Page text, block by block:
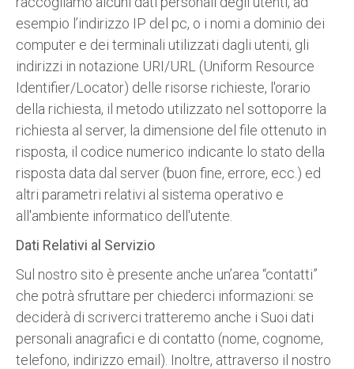
esempio l’indirizzo IP del pc, o i nomi a dominio dei
computer e dei terminali utilizzati dagli utenti, gli
indirizzi in notazione URI/URL (Uniform Resource
Identifier/Locator) delle risorse richieste, l'orario
della richiesta, il metodo utilizzato nel sottoporre la
richiesta al server, la dimensione del file ottenuto in
risposta, il codice numerico indicante lo stato della
risposta data dal server (buon fine, errore, ecc.) ed
altri parametri relativi al sistema operativo e
all'ambiente informatico dell'utente.
Dati Relativi al Servizio
Sul nostro sito è presente anche un’area “contatti”
che potrà sfruttare per chiederci informazioni: se
deciderà di scriverci tratteremo anche i Suoi dati
personali anagrafici e di contatto (nome, cognome,
telefono, indirizzo email). Inoltre, attraverso il nostro